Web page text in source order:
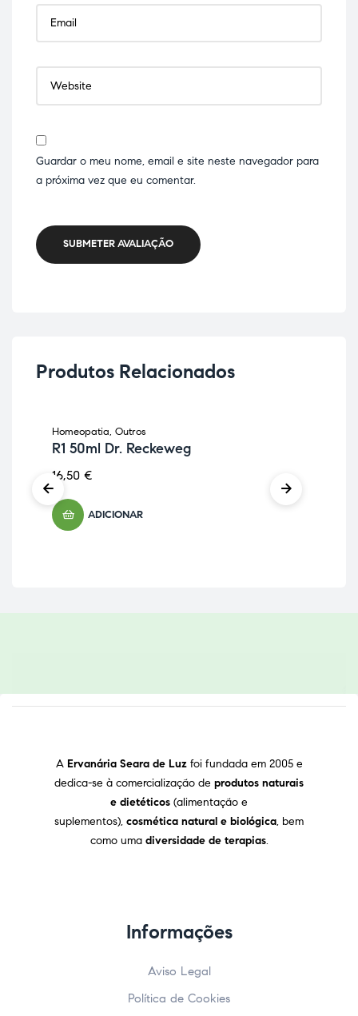
Guardar o meu nome, email e site neste navegador para
a próxima vez que eu comentar.
SUBMETER AVALIAÇÃO
Produtos Relacionados
Homeopatia, Outros
R1 50ml Dr. Reckeweg
16,50 €
ADICIONAR
A Ervanária Seara de Luz foi fundada em 2005 e
dedica-se à comercialização de produtos naturais
e dietéticos (alimentação e
suplementos), cosmética natural e biológica, bem
como uma diversidade de terapias.
Informações
Aviso Legal
Política de Cookies